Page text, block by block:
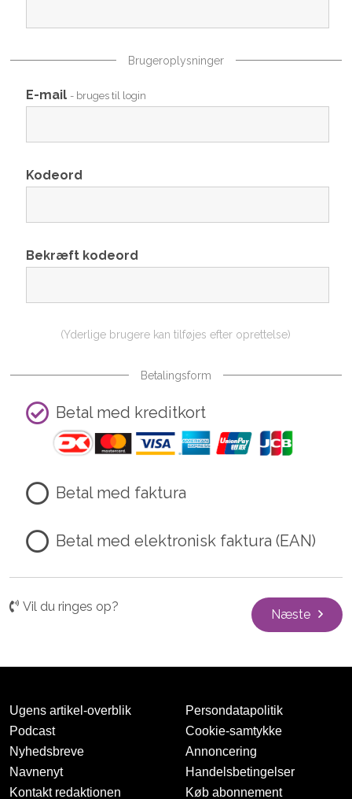
Brugeroplysninger
E-mail - bruges til login
Kodeord
Bekræft kodeord
(Yderlige brugere kan tilføjes efter oprettelse)
Betalingsform
Betal med kreditkort
Betal med faktura
Betal med elektronisk faktura (EAN)
Vil du ringes op?
Næste
Ugens artikel-overblik
Podcast
Nyhedsbreve
Navnenyt
Kontakt redaktionen
Persondatapolitik
Cookie-samtykke
Annoncering
Handelsbetingelser
Køb abonnement